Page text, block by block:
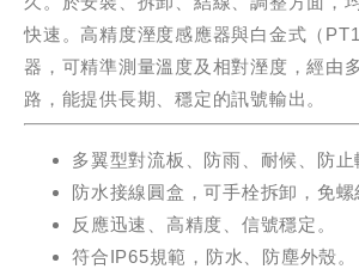
快速。高精度溼度感應器與白金式（
器，可精準測量溫度及相對溼度，經由
路，能提供長期、穩定的訊號輸出。
多翼型對流板、防雨、耐候、防止
防水接線圓盒，可手栓拆卸，免螺
反應迅速、高精度、信號穩定。
符合IP65規範，防水、防塵外殼。